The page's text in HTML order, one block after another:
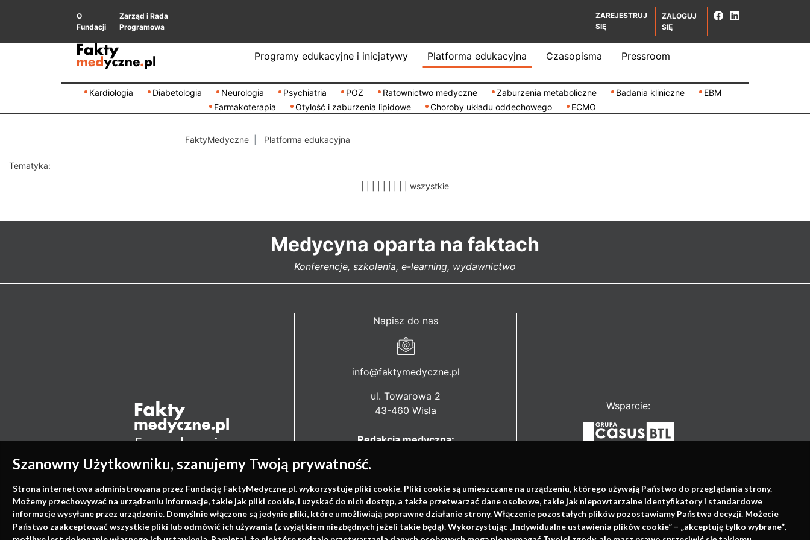
Szanowny Użytkowniku, szanujemy Twoją prywatność.
Strona internetowa administrowana przez Fundację FaktyMedyczne.pl. wykorzystuje pliki cookie. Pliki cookie są umieszczane na urządzeniu, którego używają Państwo do przeglądania strony.
Możemy przechowywać na urządzeniu informacje, takie jak pliki cookie, i uzyskać do nich dostęp, a także przetwarzać dane osobowe, takie jak niepowtarzalne identyfikatory i standardowe
informacje wysyłane przez urządzenie. Domyślnie włączone są jedynie pliki, które umożliwiają poprawne działanie strony. Włączenie pozostałych plików pozostawiamy Państwa decyzji. Możecie
Państwo zaakceptować wszystkie pliki lub odmówić ich używania (z wyjątkiem niezbędnych jeżeli takie będą). Wykorzystując „Indywidualne ustawienia plików cookie” – „akceptuję tylko wybrane”,
O
Fundacji
Zarząd i Rada
Programowa
ZAREJESTRUJ
SIĘ
ZALOGUJ
SIĘ
Programy edukacyjne i inicjatywy Platforma edukacyjna Czasopisma Pressroom
Kardiologia Diabetologia Neurologia Psychiatria POZ Ratownictwo medyczne Zaburzenia metaboliczne Badania kliniczne
EBM
Farmakoterapia
Otyłość i zaburzenia lipidowe Choroby układu oddechowego ECMO
FaktyMedyczne Platforma edukacyjna
Tematyka:
wszystkie
Medycyna oparta na faktach
Konferencje, szkolenia, e-learning, wydawnictwo
Napisz do nas
info@faktymedyczne.pl
ul. Towarowa 2
43-460 Wisła
Redakcja medyczna:
Biuro Zarządu Fundacji:
ul. Rodawska 26
61-312 Poznań
Wsparcie: